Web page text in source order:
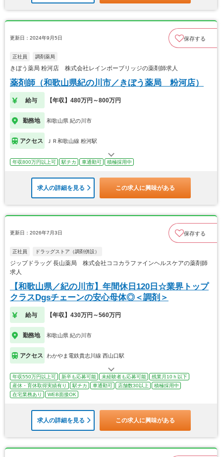
更新日：2024年9月5日 保存する
正社員 調剤薬局
きぼう薬局 粉河店 株式会社レインボーブリッジの薬剤師求人
薬剤師（和歌山県紀の川市／きぼう薬局 粉河店）
給与 【年収】480万円～800万円
勤務地 和歌山県 紀の川市
アクセス ＪＲ和歌山線 粉河駅
年収800万円以上可 駅チカ 車通勤可 積極採用中
求人の詳細を見る この求人に興味がある
更新日：2026年7月3日 保存する
正社員 ドラッグストア（調剤併設）
ジップドラッグ 長山薬局 株式会社ココカラファインヘルスケアの薬剤師
求人
【和歌山県／紀の川市】年間休日120日☆業界トップ
クラスDgsチェーンの安心母体◎＜調剤＞
給与 【年収】430万円～560万円
勤務地 和歌山県 紀の川市
アクセス わかやま電鉄貴志川線 西山口駅
年収550万円以上可 新卒も応募可能 未経験者も応募可能
残業月10ｈ以下
産休・育休取得実績有り
駅チカ 車通勤可 店舗数30以上
積極採用中
在宅業務あり
WEB面接OK
求人の詳細を見る この求人に興味がある